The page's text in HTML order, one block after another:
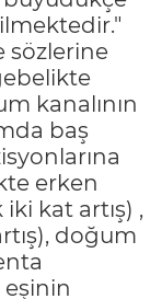
sözlerine
kanalının
baş
erken
kat artış) ,
doğum
eşinin